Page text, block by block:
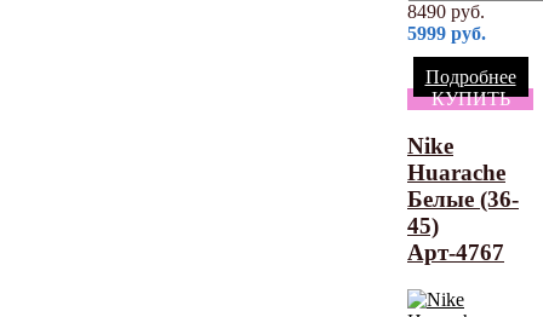
8490 руб.
5999 руб.
Подробнее
КУПИТЬ
Nike
Huarache
Белые (36-
45)
Арт-4767